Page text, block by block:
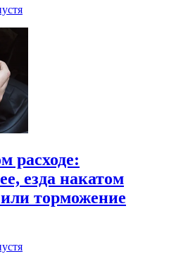
расходе:
езда накатом
торможение